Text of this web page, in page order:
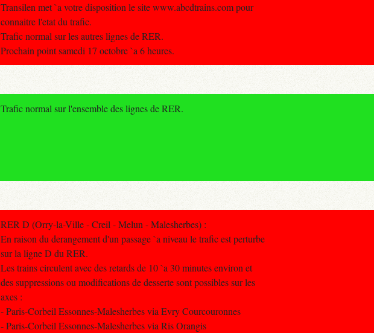
Transilen met `a votre disposition le site www.abcdtrains.com pour
connaitre l'etat du trafic.
Trafic normal sur les autres lignes de RER.
Prochain point samedi 17 octobre `a 6 heures.
Trafic normal sur l'ensemble des lignes de RER.
RER D (Orry-la-Ville - Creil - Melun - Malesherbes) :
En raison du derangement d'un passage `a niveau le trafic est perturbe
sur la ligne D du RER.
Les trains circulent avec des retards de 10 `a 30 minutes environ et
des suppressions ou modifications de desserte sont possibles sur les
axes :
- Paris-Corbeil Essonnes-Malesherbes via Evry Courcouronnes
- Paris-Corbeil Essonnes-Malesherbes via Ris Orangis